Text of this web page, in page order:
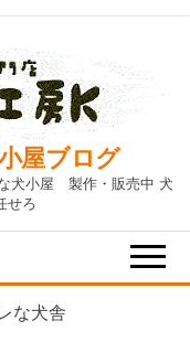
屋ブログ
犬小屋 製作・販売中 犬
せろ
な犬舎